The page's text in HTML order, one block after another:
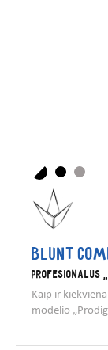
BLUNT
Profesionalus
Kaip ir
modelio